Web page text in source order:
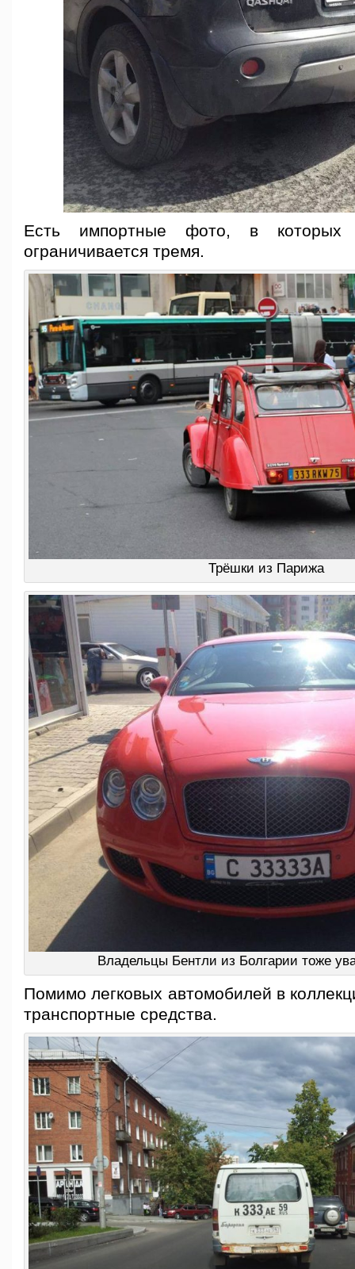
Есть импортные фото, в
ограничивается тремя.
Трёшки из Парижа
Владельцы Бентли из Болгарии тоже
Помимо легковых автомобилей в
транспортные средства.